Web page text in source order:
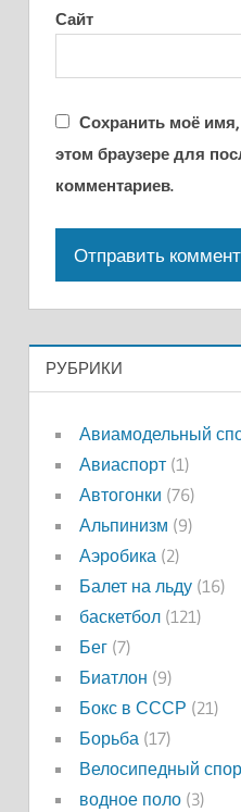
Сайт
Сохранить моё
этом браузере для
комментариев.
РУБРИКИ
Авиамодельный
Авиаспорт(1)
Автогонки (76)
Альпинизм (9)
Аэробика(2)
Балет на льду(16)
баскетбол(121)
Бег(7)
Биатлон (9)
Бокс в СССР (21)
Борьба(17)
Велосипедный
водное поло(3)